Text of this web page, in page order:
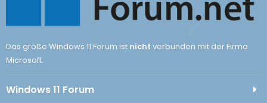
Das große Windows 11 Forum ist nicht verbunden mit der Firma
Microsoft.
Windows 11 Forum